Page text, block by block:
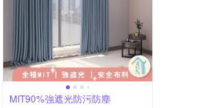
MIT90%強遮光防污防塵